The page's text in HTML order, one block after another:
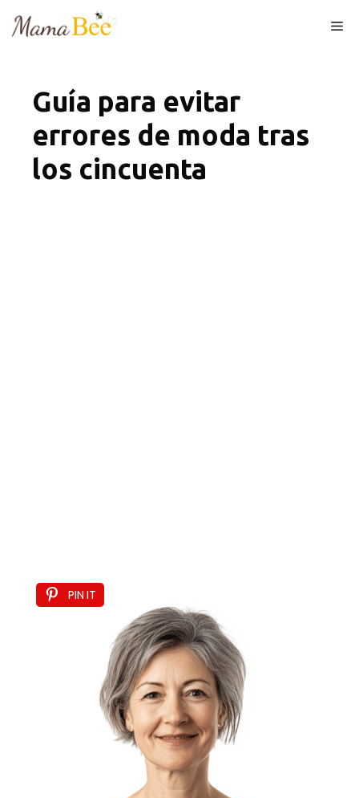
Guía para evitar
errores de moda tras
los cincuenta
PIN IT